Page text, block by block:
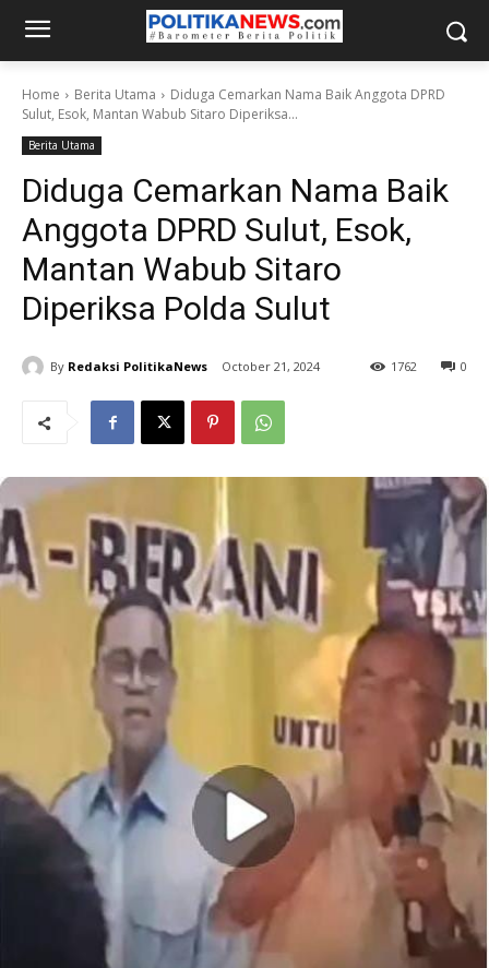
Home Berita Utama
Diduga Cemarkan Nama Baik Anggota DPRD
Sulut, Esok, Mantan Wabub Sitaro Diperiksa...
Berita Utama
Diduga Cemarkan Nama Baik
Anggota DPRD Sulut, Esok,
Mantan Wabub Sitaro
Diperiksa Polda Sulut
By Redaksi PolitikaNews October 21, 2024 0
1762